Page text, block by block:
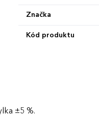
Značka
Kód produktu
±5 %.